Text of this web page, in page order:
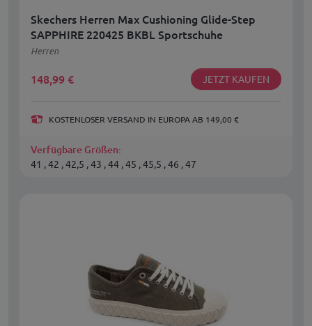
Skechers Herren Max Cushioning Glide-Step
SAPPHIRE 220425 BKBL Sportschuhe
Herren
148,99 € JETZT KAUFEN
KOSTENLOSER VERSAND IN EUROPA AB 149,00 €
Verfügbare Größen:
41 , 42 , 42,5 , 43 , 44 , 45 , 45,5 , 46 , 47